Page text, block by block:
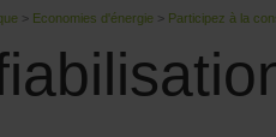
> Economies d'énergie > Participez à la